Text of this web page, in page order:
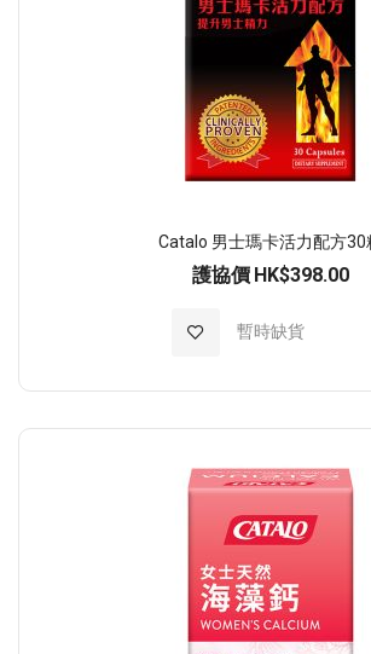
Catalo 男士瑪卡活力配方30
護協價 HK$398.00
暫時缺貨
加入至願望清單